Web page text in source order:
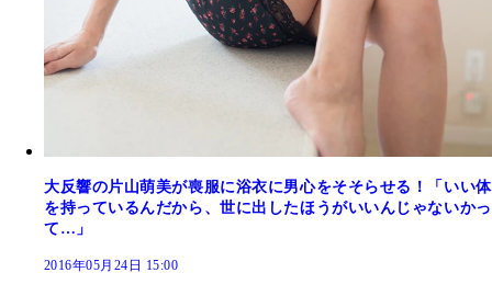
大反響の片山萌美が喪服に浴衣に男心をそそらせる！「いい体
を持っているんだから、世に出したほうがいいんじゃないかっ
て…」
2016年05月24日 15:00